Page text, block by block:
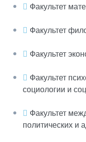
Факультет
Факультет
Факультет
Факультет
социологии и
Факультет
политических и